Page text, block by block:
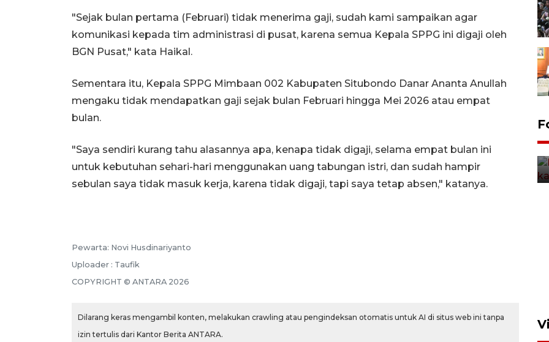
"Sejak bulan pertama (Februari) tidak menerima gaji, sudah kami sampaikan agar
komunikasi kepada tim administrasi di pusat, karena semua Kepala SPPG ini digaji oleh
BGN Pusat," kata Haikal.
Sementara itu, Kepala SPPG Mimbaan 002 Kabupaten Situbondo Danar Ananta Anullah
mengaku tidak mendapatkan gaji sejak bulan Februari hingga Mei 2026 atau empat
bulan.
"Saya sendiri kurang tahu alasannya apa, kenapa tidak digaji, selama empat bulan ini
untuk kebutuhan sehari-hari menggunakan uang tabungan istri, dan sudah hampir
sebulan saya tidak masuk kerja, karena tidak digaji, tapi saya tetap absen," katanya.
Pewarta: Novi Husdinariyanto
Uploader : Taufik
COPYRIGHT © ANTARA 2026
Dilarang keras mengambil konten, melakukan crawling atau pengindeksan otomatis untuk AI di situs web ini tanpa
izin tertulis dari Kantor Berita ANTARA.
5 Agustus 2026 22:18